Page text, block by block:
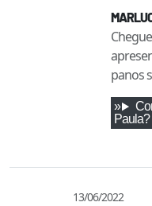
panos
Paula?
13/06/2022